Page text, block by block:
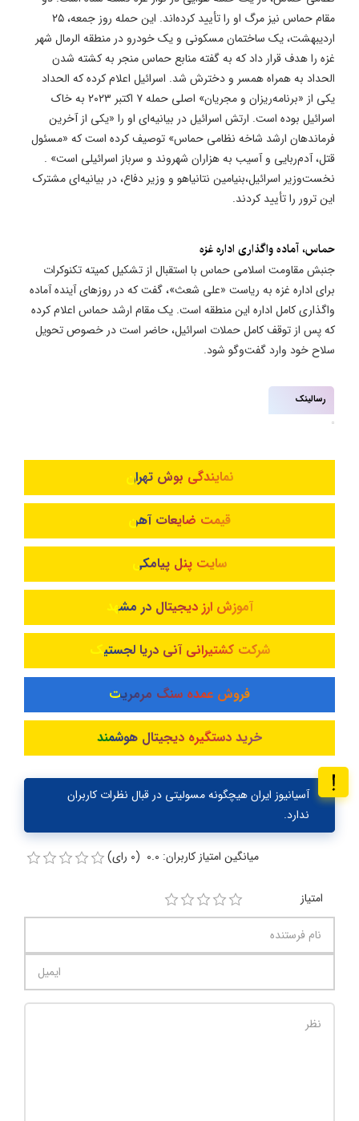
مقام حماس نیز مرگ او را تأیید کرده‌اند. این حمله روز جمعه، ۲۵
اردیبهشت، یک ساختمان مسکونی و یک خودرو در منطقه الرمال شهر
غزه را هدف قرار داد که به گفته منابع حماس منجر به کشته شدن
الحداد به همراه همسر و دخترش شد. اسرائیل اعلام کرده که الحداد
یکی از «برنامه‌ریزان و مجریان» اصلی حمله ۷ اکتبر ۲۰۲۳ به خاک
اسرائیل بوده است. ارتش اسرائیل در بیانیه‌ای او را «یکی از آخرین
فرماندهان ارشد شاخه نظامی حماس» توصیف کرده است که «مسئول
قتل، آدم‌ربایی و آسیب به هزاران شهروند و سرباز اسرائیلی است» .
نخست‌وزیر اسرائیل،بنیامین نتانیاهو و وزیر دفاع، در بیانیه‌ای مشترک
این ترور را تأیید کردند.
​حماس، آماده‌ واگذاری اداره غزه
جنبش مقاومت اسلامی حماس با استقبال از تشکیل کمیته تکنوکرات
برای اداره غزه به ریاست «علی شعث»، گفت که در روزهای آینده آماده
واگذاری کامل اداره این منطقه است. یک مقام ارشد حماس اعلام کرده
که پس از توقف کامل حملات اسرائیل، حاضر است در خصوص تحویل
سلاح خود وارد گفت‌و‌گو شود.
رسالینک
نمایندگی بوش تهران
قیمت ضایعات آهن
سایت پنل پیامکی
آموزش ارز دیجیتال در مشهد
شرکت کشتیرانی آنی دریا لجستیک
فروش عمده سنگ مرمریت
خرید دستگیره دیجیتال هوشمند
آسیانیوز ایران هیچگونه مسولیتی در قبال نظرات کاربران
ندارد.
میانگین امتیاز کاربران: 0.0 (0 رای)
امتیاز